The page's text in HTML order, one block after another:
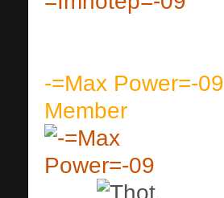
-=Max Power=-09
Member